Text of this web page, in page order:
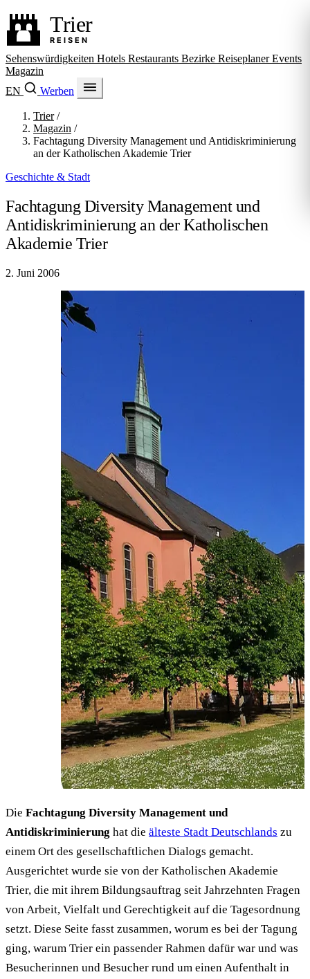
Sehenswürdigkeiten Hotels Restaurants Bezirke ReiseplanerEvents
Magazin
EN
Werben
Trier /
Magazin /
Fachtagung Diversity Management und Antidiskriminierung
an der Katholischen Akademie Trier
Geschichte & Stadt
Fachtagung Diversity Management und
Antidiskriminierung an der Katholischen
Akademie Trier
2. Juni 2006
Die Fachtagung Diversity Management und
Antidiskriminierung hat die älteste Stadt Deutschlands zu
einem Ort des gesellschaftlichen Dialogs gemacht.
Ausgerichtet wurde sie von der Katholischen Akademie
Trier, die mit ihrem Bildungsauftrag seit Jahrzehnten Fragen
von Arbeit, Vielfalt und Gerechtigkeit auf die Tagesordnung
setzt. Diese Seite fasst zusammen, worum es bei der Tagung
ging, warum Trier ein passender Rahmen dafür war und was
Besucherinnen und Besucher rund um einen Aufenthalt in